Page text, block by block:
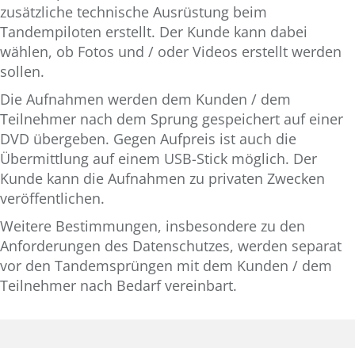
zusätzliche technische Ausrüstung beim
Tandempiloten erstellt. Der Kunde kann dabei
wählen, ob Fotos und / oder Videos erstellt werden
sollen.
Die Aufnahmen werden dem Kunden / dem
Teilnehmer nach dem Sprung gespeichert auf einer
DVD übergeben. Gegen Aufpreis ist auch die
Übermittlung auf einem USB-Stick möglich. Der
Kunde kann die Aufnahmen zu privaten Zwecken
veröffentlichen.
Weitere Bestimmungen, insbesondere zu den
Anforderungen des Datenschutzes, werden separat
vor den Tandemsprüngen mit dem Kunden / dem
Teilnehmer nach Bedarf vereinbart.